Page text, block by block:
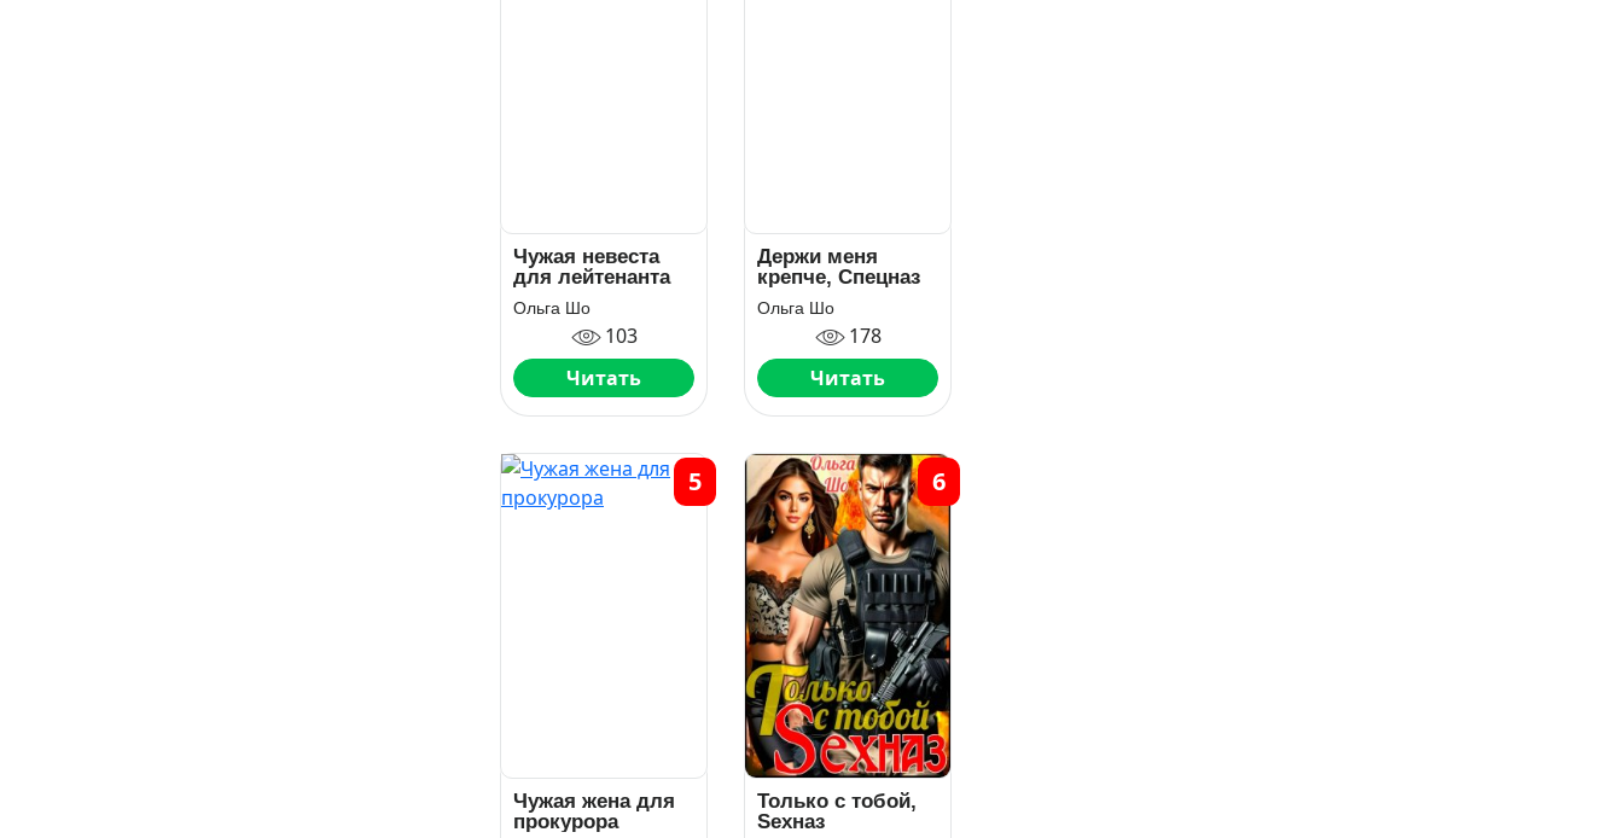
Чужая невеста
для лейтенанта
Ольга Шо
103
Читать
Держи меня
крепче, Спецназ
Ольга Шо
178
Читать
Чужая жена для
прокурора
5
Только с тобой,
Sexназ
6